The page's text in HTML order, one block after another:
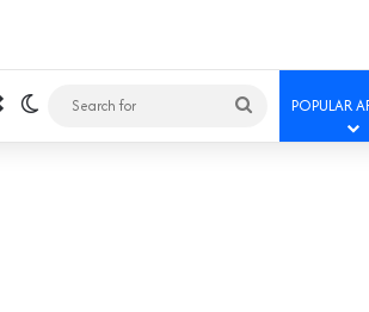
Random Article
Switch skin
Search
for
POPULAR